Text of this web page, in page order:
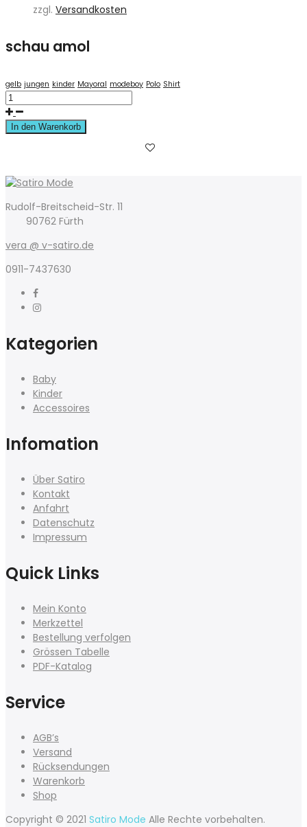
zzgl. Versandkosten
schau amol
gelb jungen kinder Mayoral modeboy Polo Shirt
In den Warenkorb
Rudolf-Breitscheid-Str. 11
90762 Fürth
vera @ v-satiro.de
0911-7437630
Kategorien
Baby
Kinder
Accessoires
Infomation
Über Satiro
Kontakt
Anfahrt
Datenschutz
Impressum
Quick Links
Mein Konto
Merkzettel
Bestellung verfolgen
Grössen Tabelle
PDF-Katalog
Service
AGB’s
Versand
Rücksendungen
Warenkorb
Shop
Copyright © 2021 Satiro Mode Alle Rechte vorbehalten.